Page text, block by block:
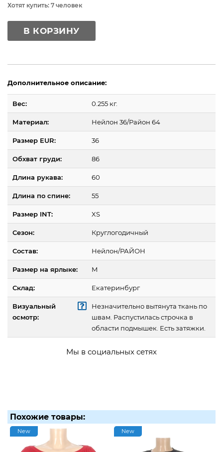
Хотят купить: 7 человек
В КОРЗИНУ
Дополнительное описание:
Вес: 0.255 кг.
Материал: Нейлон 36/Район 64
Размер EUR: 36
Обхват груди: 86
Длина рукава: 60
Длина по спине: 55
Размер INT: XS
Сезон: Круглогодичный
Состав: Нейлон/РАЙОН
Размер на ярлыке: M
Склад: Екатеринбург
Визуальный
осмотр:
Незначительно вытянута ткань по
швам. Распустилась строчка в
области подмышек. Есть затяжки.
Мы в социальных сетях
Похожие товары:
New New